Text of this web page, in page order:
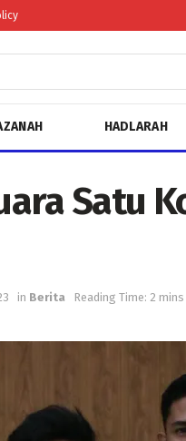
HADLARAH
Satu
in Berita Reading Time: 2